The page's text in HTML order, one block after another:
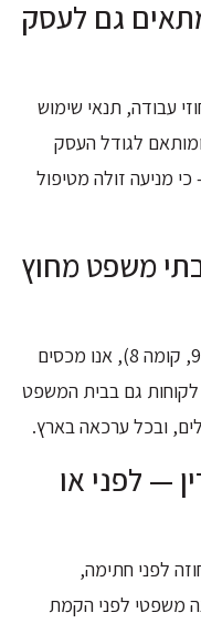
גם לעסק
עבודה, תנאי שימוש
לגודל העסק
מניעה זולה מטיפול
משפט מחוץ
כן. עם סניף נוסף בחיפה (אנדריי סחרוב 9, קומה 8), אנו מכסים
לקוחות גם בבית המשפט
ובכל ערכאה בארץ.
— לפני או
לפני חתימה,
משפטי לפני הקמת